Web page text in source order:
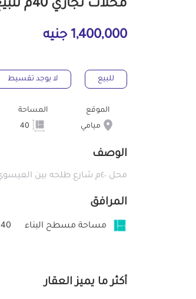
محلات تجاري 40م للبيع كاش بميامي الإسكندرية
1,400,000 جنيه
للبيع لا يوجد تقسيط
الموقع
ميامي
المساحة
الوصف
محل ٤٠م شارع طلحه بين العيسوي وعبدالناصر مكان حيوي مطلوب مليون ٤٠٠قابل للتفاوض
المرافق
مساحة مسطح البناء 40
أكثر ما يميز العقار